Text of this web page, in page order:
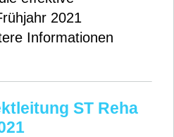
2021
Informationen
ST Reha